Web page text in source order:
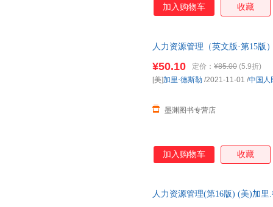
加入购物车 收藏
人力资源管理（英文版·第15版
近发货，85%城市次日达，团
¥50.10 定价： ¥85.00 (5.9折)
墨渊图书专营店
[美]加里·德斯勒 /2021-11-01 /中国人
加入购物车 收藏
人力资源管理(第16版) (美)加